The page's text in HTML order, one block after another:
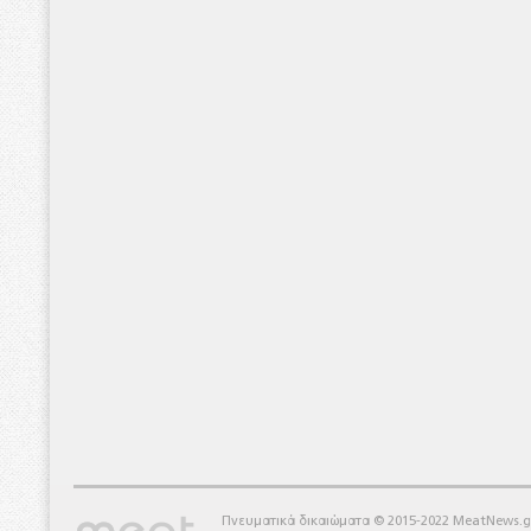
Πνευματικά δικαιώματα © 2015-2022